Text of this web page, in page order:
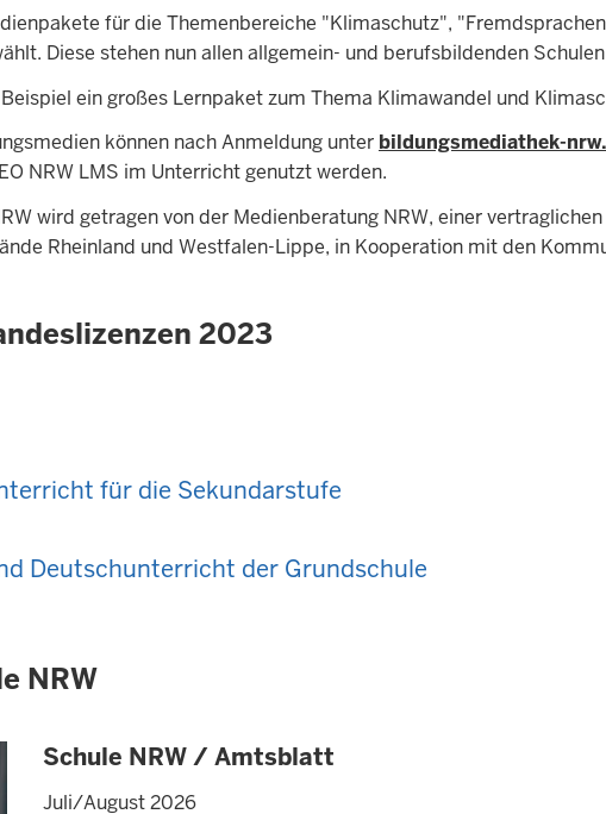
für die Themenbereiche "Klimaschutz",
Diese stehen nun allen allgemein- und berufsbildenden
ein großes Lernpaket zum Thema Klimawandel und
können nach Anmeldung unter bildungsmediathek-
NRW LMS im Unterricht genutzt werden.
wird getragen von der Medienberatung NRW, einer
Rheinland und Westfalen-Lippe, in Kooperation mit den
2023
für die Sekundarstufe
Deutschunterricht der Grundschule
NRW
Schule NRW / Amtsblatt
Juli/August 2026